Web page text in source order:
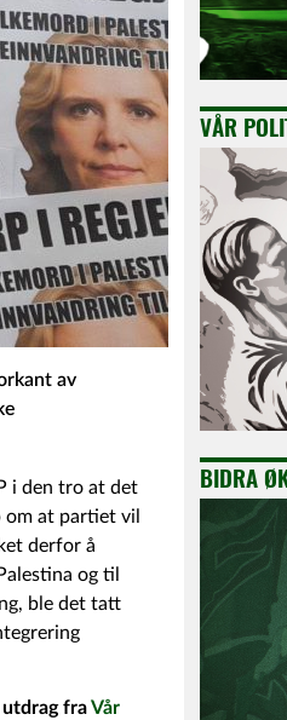
av
i den tro at det
at partiet vil
derfor å
og til
ble det tatt
utdrag fraVår
VÅR
BIDRA